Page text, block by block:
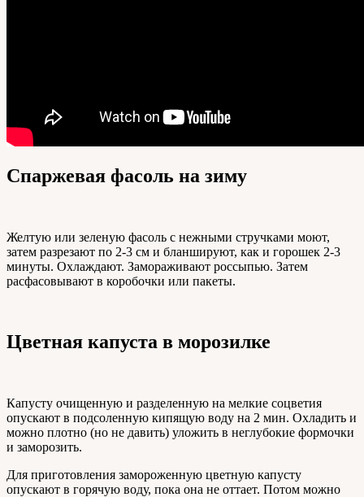
Спаржевая фасоль на зиму
Желтую или зеленую фасоль с нежными стручками моют,
затем разрезают по 2-3 см и бланшируют, как и горошек 2-3
минуты. Охлаждают. Замораживают россыпью. Затем
расфасовывают в коробочки или пакеты.
Цветная капуста в морозилке
Капусту очищенную и разделенную на мелкие соцветия
опускают в подсоленную кипящую воду на 2 мин. Охладить и
можно плотно (но не давить) уложить в неглубокие формочки
и заморозить.
Для приготовления замороженную цветную капусту
опускают в горячую воду, пока она не оттает. Потом можно